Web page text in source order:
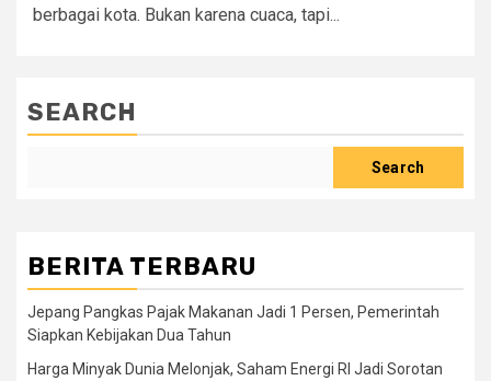
berbagai kota. Bukan karena cuaca, tapi...
SEARCH
Search
BERITA TERBARU
Jepang Pangkas Pajak Makanan Jadi 1 Persen, Pemerintah
Siapkan Kebijakan Dua Tahun
Harga Minyak Dunia Melonjak, Saham Energi RI Jadi Sorotan